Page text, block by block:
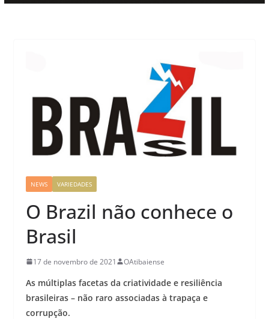
NEWS VARIEDADES
O Brazil não conhece o
Brasil
17 de novembro de 2021 OAtibaiense
As múltiplas facetas da criatividade e resiliência
brasileiras – não raro associadas à trapaça e
corrupção.